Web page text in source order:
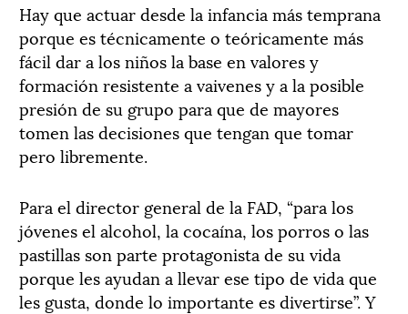
Hay que actuar desde la infancia más temprana
porque es técnicamente o teóricamente más
fácil dar a los niños la base en valores y
formación resistente a vaivenes y a la posible
presión de su grupo para que de mayores
tomen las decisiones que tengan que tomar
pero libremente.
Para el director general de la FAD, “para los
jóvenes el alcohol, la cocaína, los porros o las
pastillas son parte protagonista de su vida
porque les ayudan a llevar ese tipo de vida que
les gusta, donde lo importante es divertirse”. Y